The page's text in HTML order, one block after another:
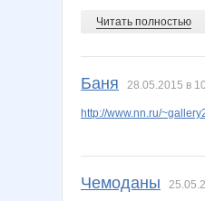
Читать полностью
Баня 28.05.2015 в
http://www.nn.ru/
Чемоданы